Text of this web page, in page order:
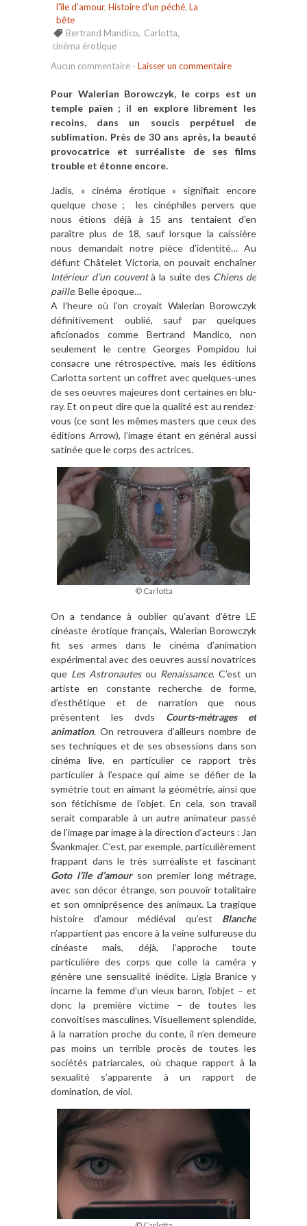
l'île d'amour, Histoire d'un péché, La
bête
Bertrand Mandico, Carlotta,
cinéma érotique
Aucun commentaire - Laisser un commentaire
Pour Walerian Borowczyk, le corps est un
temple païen ; il en explore librement les
recoins, dans un soucis perpétuel de
sublimation. Près de 30 ans après, la beauté
provocatrice et surréaliste de ses films
trouble et étonne encore.
Jadis, « cinéma érotique » signifiait encore
quelque chose ; les cinéphiles pervers que
nous étions déjà à 15 ans tentaient d’en
paraître plus de 18, sauf lorsque la caissière
nous demandait notre pièce d’identité… Au
défunt Châtelet Victoria, on pouvait enchaîner
Intérieur d’un couventà la suite des Chiens de
paille. Belle époque…
A l’heure où l’on croyait Walerian Borowczyk
définitivement oublié, sauf par quelques
aficionados comme Bertrand Mandico, non
seulement le centre Georges Pompidou lui
consacre une rétrospective, mais les éditions
Carlotta sortent un coffret avec quelques-unes
de ses oeuvres majeures dont certaines en blu-
ray. Et on peut dire que la qualité est au rendez-
vous (ce sont les mêmes masters que ceux des
éditions Arrow), l’image étant en général aussi
satinée que le corps des actrices.
© Carlotta
On a tendance à oublier qu’avant d’être LE
cinéaste érotique français, Walerian Borowczyk
fit ses armes dans le cinéma d’animation
expérimental avec des oeuvres aussi novatrices
que Les Astronautes ou Renaissance. C’est un
artiste en constante recherche de forme,
d’esthétique et de narration que nous
présentent les dvds Courts-métrages et
animation. On retrouvera d’ailleurs nombre de
ses techniques et de ses obsessions dans son
cinéma live, en particulier ce rapport très
particulier à l’espace qui aime se défier de la
symétrie tout en aimant la géométrie, ainsi que
son fétichisme de l’objet. En cela, son travail
serait comparable à un autre animateur passé
de l’image par image à la direction d’acteurs : Jan
Švankmajer. C’est, par exemple, particulièrement
frappant dans le très surréaliste et fascinant
Goto l’île d’amour son premier long métrage,
avec son décor étrange, son pouvoir totalitaire
et son omniprésence des animaux. La tragique
histoire d’amour médiéval qu’est Blanche
n’appartient pas encore à la veine sulfureuse du
cinéaste mais, déjà, l’approche toute
particulière des corps que colle la caméra y
génère une sensualité inédite. Ligia Branice y
incarne la femme d’un vieux baron, l’objet – et
donc la première victime – de toutes les
convoitises masculines. Visuellement splendide,
à la narration proche du conte, il n’en demeure
pas moins un terrible procès de toutes les
sociétés patriarcales, où chaque rapport à la
sexualité s’apparente à un rapport de
domination, de viol.